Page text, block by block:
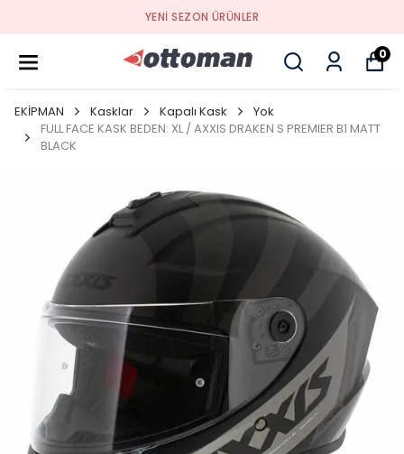
0
EKİPMAN Kasklar Kapalı Kask
Yok
FULL FACE KASK BEDEN: XL / AXXIS DRAKEN S PREMIER B1 MATT
BLACK